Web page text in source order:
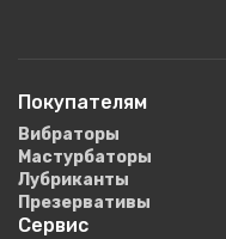
Покупателям
Вибраторы
Мастурбаторы
Лубриканты
Презервативы
Сервис